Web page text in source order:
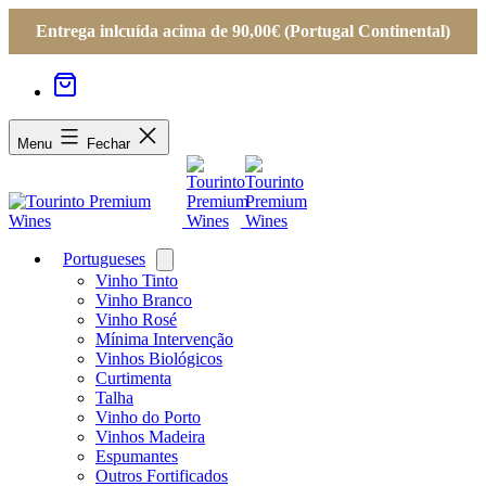
Entrega inlcuída acima de 90,00€ (Portugal Continental)
Menu Fechar
Portugueses
menu
Vinho Tinto
Vinho Branco
Vinho Rosé
Mínima Intervenção
Vinhos Biológicos
Curtimenta
Talha
Vinho do Porto
Vinhos Madeira
Espumantes
Outros Fortificados